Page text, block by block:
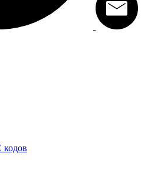
кодов